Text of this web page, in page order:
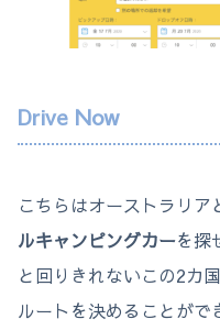
Drive Now
こちらはオーストラリ
ルキャンピングカーを探
と回りきれないこの2カ
ルートを決めることがで